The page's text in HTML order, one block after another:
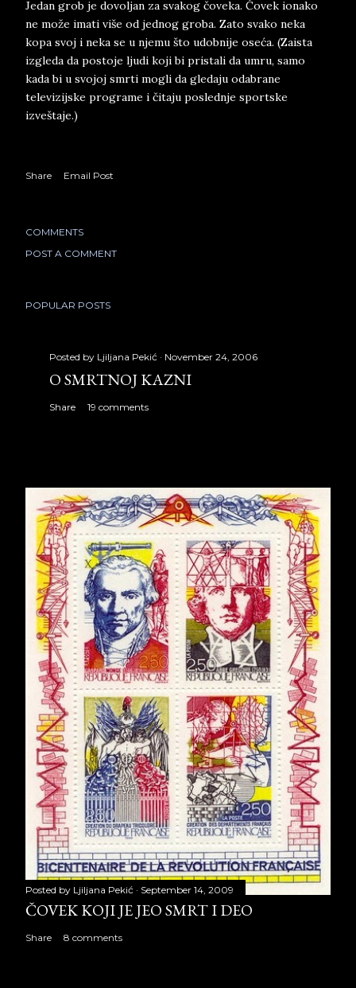
Jedan grob je dovoljan za svakog čoveka. Čovek ionako
ne može imati više od jednog groba. Zato svako neka
kopa svoj i neka se u njemu što udobnije oseća. (Zaista
izgleda da postoje ljudi koji bi pristali da umru, samo
kada bi u svojoj smrti mogli da gledaju odabrane
televizijske programe i čitaju poslednje sportske
izveštaje.)
Share Email Post
COMMENTS
POST A COMMENT
POPULAR POSTS
Posted by Ljiljana Pekić November 24, 2006
O SMRTNOJ KAZNI
Share 19 comments
Posted by Ljiljana Pekić September 14, 2009
ČOVEK KOJI JE JEO SMRT I DEO
Share 8 comments